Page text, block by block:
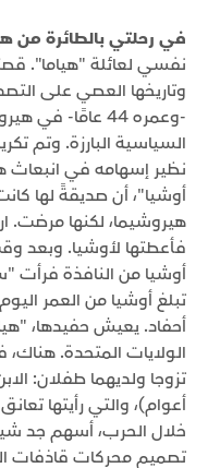
في رحلتي بالطائرة من
نفسي لعائلة "هياما".
وتاريخها العصي على
-وعمره 44
السياسية البارزة. وتم
نظير إسهامه في انبعاث
أوشيا"، أن صديقةً لها
هيروشيما، لكنها مرضت.
فأعطتها لأوشيا. وبعد
أوشيا من النافذة فرأت
أحفاد. يعيش حفيدها،
أعوام)، والتي رأيتها
خلال الحرب، أسهم جد